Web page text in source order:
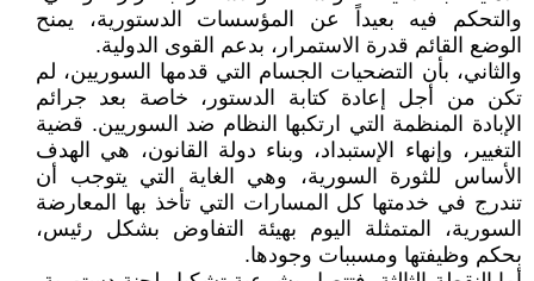
والتحكم فيه بعيداً عن المؤسسات الدستورية، يمنح
الوضع القائم قدرة الاستمرار، بدعم القوى الدولية.
والثاني، بأن التضحيات الجسام التي قدمها السوريين، لم
تكن من أجل إعادة كتابة الدستور، خاصة بعد جرائم
الإبادة المنظمة التي ارتكبها النظام ضد السوريين. قضية
التغيير، وإنهاء الإستبداد، وبناء دولة القانون، هي الهدف
الأساس للثورة السورية، وهي الغاية التي يتوجب أن
تندرج في خدمتها كل المسارات التي تأخذ بها المعارضة
السورية، المتمثلة اليوم بهيئة التفاوض بشكل رئيس،
بحكم وظيفتها ومسببات وجودها.